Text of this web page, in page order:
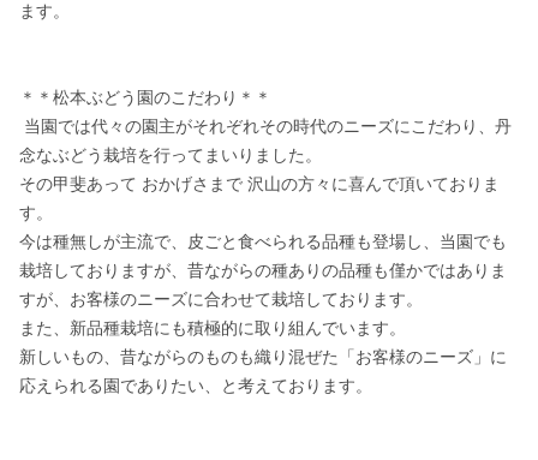
ます。
＊＊松本ぶどう園のこだわり＊＊
念なぶどう栽培を行ってまいりました。
その甲斐あって おかげさまで 沢山の方々に喜んで頂いておりま
す。
今は種無しが主流で、皮ごと食べられる品種も登場し、当園でも
栽培しておりますが、昔ながらの種ありの品種も僅かではありま
すが、お客様のニーズに合わせて栽培しております。
また、新品種栽培にも積極的に取り組んでいます。
新しいもの、昔ながらのものも織り混ぜた「お客様のニーズ」に
応えられる園でありたい、と考えております。